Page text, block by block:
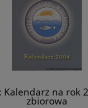
Kalendarz na rok
zbiorowa